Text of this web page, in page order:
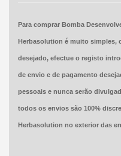
Para comprar Bomba
Herbasolution é muito simples,
desejado, efectue o registo
de envio e de pagamento
pessoais e nunca serão
todos os envios são 100%
Herbasolution no exterior das